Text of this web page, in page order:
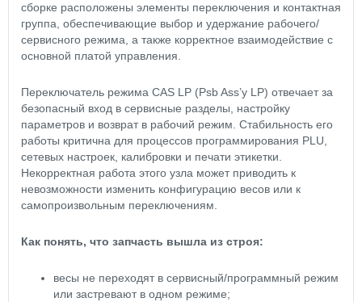
сборке расположены элементы переключения и контактная
группа, обеспечивающие выбор и удержание рабочего/
сервисного режима, а также корректное взаимодействие с
основной платой управления.
Переключатель режима CAS LР (Psb Ass’y LP) отвечает за
безопасный вход в сервисные разделы, настройку
параметров и возврат в рабочий режим. Стабильность его
работы критична для процессов программирования PLU,
сетевых настроек, калибровки и печати этикетки.
Некорректная работа этого узла может приводить к
невозможности изменить конфигурацию весов или к
самопроизвольным переключениям.
Как понять, что запчасть вышла из строя:
весы не переходят в сервисный/программный режим
или застревают в одном режиме;